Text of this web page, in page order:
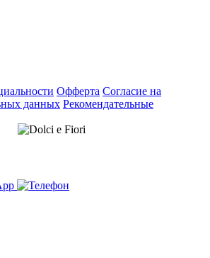
Офферта Согласие на
данных Рекомендательные